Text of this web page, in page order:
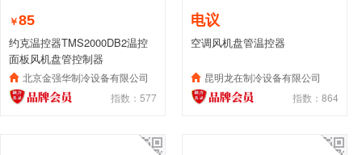
￥85
约克温控器TMS2000DB2温控
面板风机盘管控制器
北京金强华制冷设备有限公司
指数：577
电议
空调风机盘管温控器
昆明龙在制冷设备有限公司
指数：864